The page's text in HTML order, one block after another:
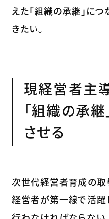
えた「組織の承継」に
きたい。
現経営者主
「組織の承継
させる
次世代経営者育成の取
経営者が第一線で活躍